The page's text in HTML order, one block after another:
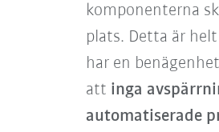
komponenterna
plats. Detta är
har en
att inga
automatiserade